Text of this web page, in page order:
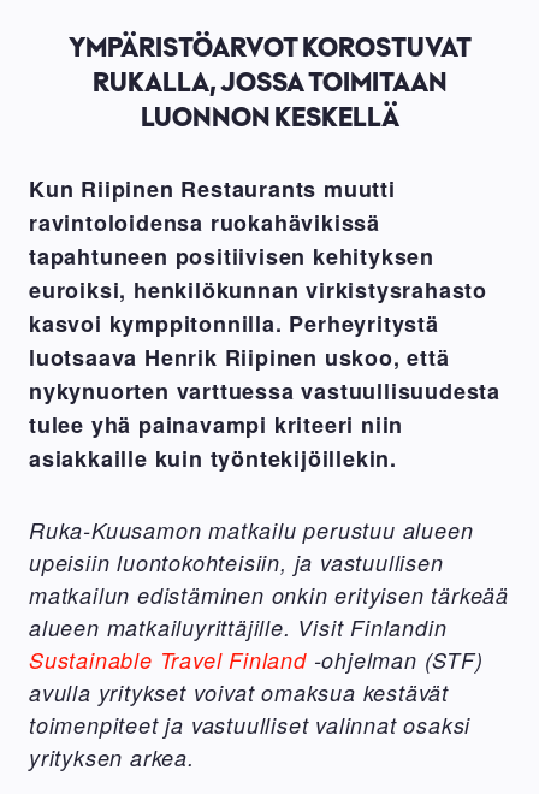
YMPÄRISTÖARVOT KOROSTUVAT
RUKALLA, JOSSA TOIMITAAN
LUONNON KESKELLÄ
Kun Riipinen Restaurants muutti
ravintoloidensa ruokahävikissä
tapahtuneen positiivisen kehityksen
euroiksi, henkilökunnan virkistysrahasto
kasvoi kymppitonnilla. Perheyritystä
luotsaava Henrik Riipinen uskoo, että
nykynuorten varttuessa vastuullisuudesta
tulee yhä painavampi kriteeri niin
asiakkaille kuin työntekijöillekin.
Ruka-Kuusamon matkailu perustuu alueen
upeisiin luontokohteisiin, ja vastuullisen
matkailun edistäminen onkin erityisen tärkeää
alueen matkailuyrittäjille. Visit Finlandin
Sustainable Travel Finland-ohjelman (STF)
avulla yritykset voivat omaksua kestävät
toimenpiteet ja vastuulliset valinnat osaksi
yrityksen arkea.